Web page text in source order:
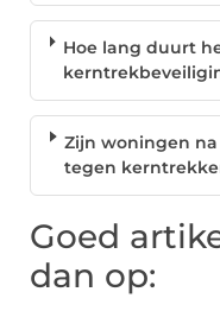
Hoe lang duurt
Zijn woningen na
tegen
Goed
dan op: